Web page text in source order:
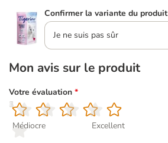
Confirmer la variante du produit
Je ne suis pas sûr
Mon avis sur le produit
Votre évaluation *
1
Médiocre
2
3
4
5
Excellent